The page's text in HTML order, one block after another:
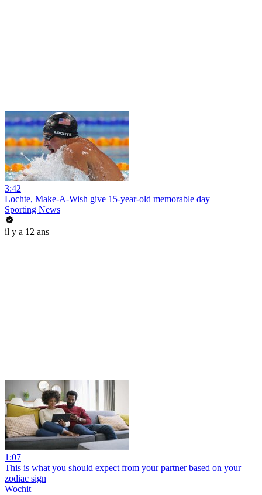
3:42
Lochte, Make-A-Wish give 15-year-old memorable day
Sporting News
il y a 12 ans
1:07
This is what you should expect from your partner based on your
zodiac sign
Wochit